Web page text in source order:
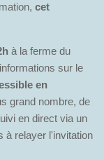
cet
à la ferme du
sur le
en
grand nombre, de
en direct via un
à relayer l'invitation